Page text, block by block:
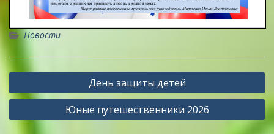
Новости
Навигация
по
День защиты детей
Юные путешественники 2026